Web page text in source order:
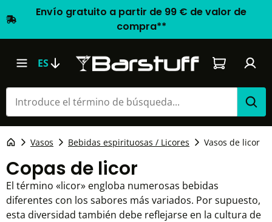
Envío gratuito a partir de 99 € de valor de
compra**
ES El carrito
Vasos Bebidas espirituosas / Licores Vasos de licor
Copas de licor
El término «licor» engloba numerosas bebidas
diferentes con los sabores más variados. Por supuesto,
esta diversidad también debe reflejarse en la cultura de